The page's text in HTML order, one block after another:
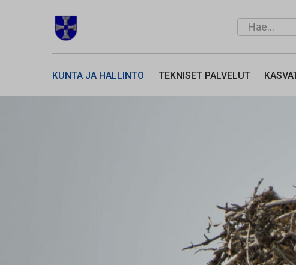
Hae...
KUNTA JA HALLINTO TEKNISET PALVELUT